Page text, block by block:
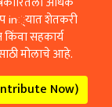
in्यात शेतकरी
सहकार्य
मोलाचे आहे.
Now)